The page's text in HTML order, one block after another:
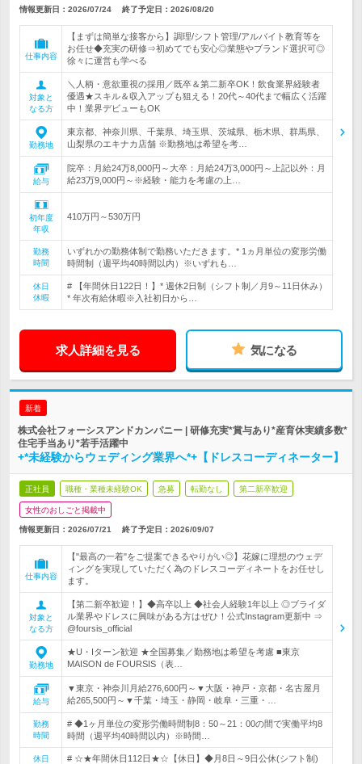
情報更新日：2026/07/24 終了予定日： 2026/08/20
仕事内容
【まずは簡単な接客から】調理/シフト管理/アルバイト教育等を
お任せ◆充実の研修⇒初めてでも安心◎業態やブランド選択可◎
徐々に運営も学べる
対象と
なる方
＼人柄・意欲重視の採用／既卒＆第二新卒OK！飲食業界経験者
優遇★スキル＆収入アップも狙える！20代～40代まで幅広く活躍
中！業界デビューもOK
勤務地
東京都、神奈川県、千葉県、埼玉県、茨城県、栃木県、群馬県、
山梨県のエキナカ店舗 ※勤務地は希望を考…
給与
院卒：月給24万8,000円～大卒：月給24万3,000円～上記以外：月
給23万9,000円～※経験・能力を考慮の上…
初年度
年収
410万円～530万円
勤務
時間
いずれかの勤務体制で勤務いただきます。* 1ヵ月単位の変形労働
時間制（週平均40時間以内）※いずれも…
休日
休暇
# 【年間休日122日！】* 週休2日制（シフト制／月9～11日休み）
* 年次有給休暇※入社初日から…
求人詳細を見る 気になる
新着
株式会社フォーシスアンドカンパニー | 研修充実*賞与あり*産育休実績多数*
住宅手当あり*若手活躍中
+*未経験からウェディング業界へ*+【ドレスコーディネーター】
正社員 職種・業種未経験OK 急募 転勤なし 第二新卒歓迎
女性のおしごと掲載中
情報更新日：2026/07/21 終了予定日： 2026/09/07
仕事内容
【"最高の一着"をご提案できるやりがい◎】花嫁に理想のウェデ
ィングを実現していただく為のドレスコーディネートをお任せし
ます。
対象と
なる方
【第二新卒歓迎！】◆高卒以上 ◆社会人経験1年以上 ◎ブライダ
ル業界やドレスに興味がある方はぜひ！公式Instagram更新中 ⇒
@foursis_official
勤務地
★U・Iターン歓迎 ★全国募集／勤務地は希望を考慮 ■東京
MAISON de FOURSIS（表…
給与
▼東京・神奈川月給276,600円～▼大阪・神戸・京都・名古屋月
給265,500円～▼千葉・埼玉・静岡・岐阜・三重・…
勤務
時間
# ◆1ヶ月単位の変形労働時間制8：50～21：00の間で実働平均8
時間（週平均40時間以内）※時間…
休日
# ☆★年間休日112日★☆【休日】◆月8日～9日公休(シフト制)